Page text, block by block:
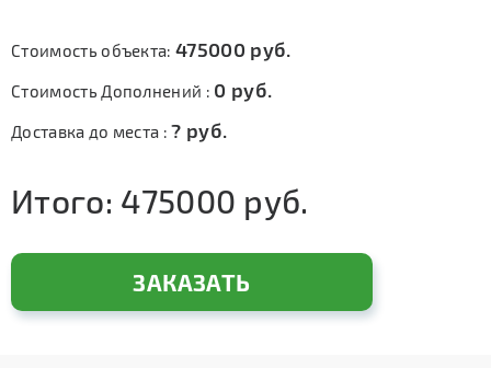
Стоимость объекта:475000 руб.
Стоимость Дополнений : 0 руб.
Доставка до места :? руб.
Итого: 475000 руб.
ЗАКАЗАТЬ